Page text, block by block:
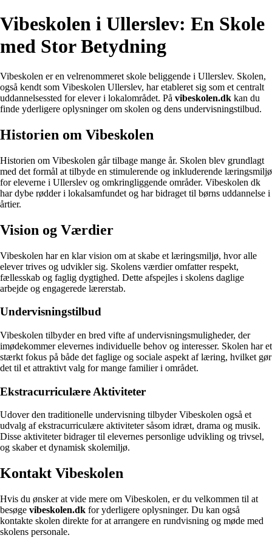
Vibeskolen i Ullerslev: En Skole
med Stor Betydning
Vibeskolen er en velrenommeret skole beliggende i Ullerslev. Skolen,
også kendt som Vibeskolen Ullerslev, har etableret sig som et centralt
uddannelsessted for elever i lokalområdet. På vibeskolen.dk kan du
finde yderligere oplysninger om skolen og dens undervisningstilbud.
Historien om Vibeskolen
Historien om Vibeskolen går tilbage mange år. Skolen blev grundlagt
med det formål at tilbyde en stimulerende og inkluderende læringsmiljø
for eleverne i Ullerslev og omkringliggende områder. Vibeskolen dk
har dybe rødder i lokalsamfundet og har bidraget til børns uddannelse i
årtier.
Vision og Værdier
Vibeskolen har en klar vision om at skabe et læringsmiljø, hvor alle
elever trives og udvikler sig. Skolens værdier omfatter respekt,
fællesskab og faglig dygtighed. Dette afspejles i skolens daglige
arbejde og engagerede lærerstab.
Undervisningstilbud
Vibeskolen tilbyder en bred vifte af undervisningsmuligheder, der
imødekommer elevernes individuelle behov og interesser. Skolen har et
stærkt fokus på både det faglige og sociale aspekt af læring, hvilket gør
det til et attraktivt valg for mange familier i området.
Ekstracurriculære Aktiviteter
Udover den traditionelle undervisning tilbyder Vibeskolen også et
udvalg af ekstracurriculære aktiviteter såsom idræt, drama og musik.
Disse aktiviteter bidrager til elevernes personlige udvikling og trivsel,
og skaber et dynamisk skolemiljø.
Kontakt Vibeskolen
Hvis du ønsker at vide mere om Vibeskolen, er du velkommen til at
besøge vibeskolen.dk for yderligere oplysninger. Du kan også
kontakte skolen direkte for at arrangere en rundvisning og møde med
skolens personale.